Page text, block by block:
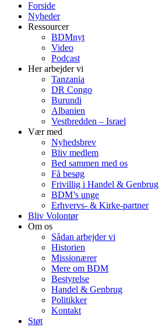
Forside
Nyheder
Ressourcer
BDMnyt
Video
Podcast
Her arbejder vi
Tanzania
DR Congo
Burundi
Albanien
Vestbredden – Israel
Vær med
Nyhedsbrev
Bliv medlem
Bed sammen med os
Få besøg
Frivillig i Handel & Genbrug
BDM’s unge
Erhvervs- & Kirke-partner
Bliv Volontør
Om os
Sådan arbejder vi
Historien
Missionærer
Mere om BDM
Bestyrelse
Handel & Genbrug
Politikker
Kontakt
Støt